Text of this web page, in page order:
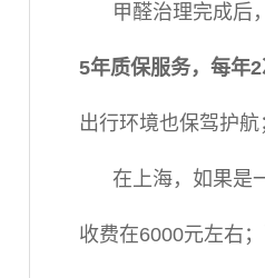
甲醛治理完成后
5年质保服务，每年
出行环境也保驾护航
在上海，如果是一
收费在6000元左右